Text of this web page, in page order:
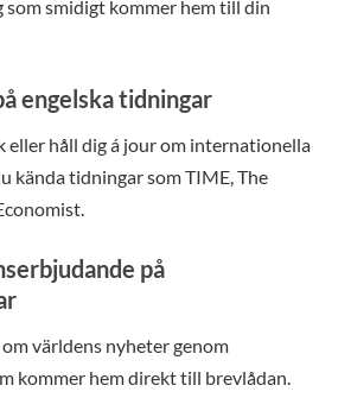
smidigt kommer hem till din
engelska tidningar
eller håll dig á jour om internationella
kända tidningar som TIME, The
på
världens nyheter genom
kommer hem direkt till brevlådan.